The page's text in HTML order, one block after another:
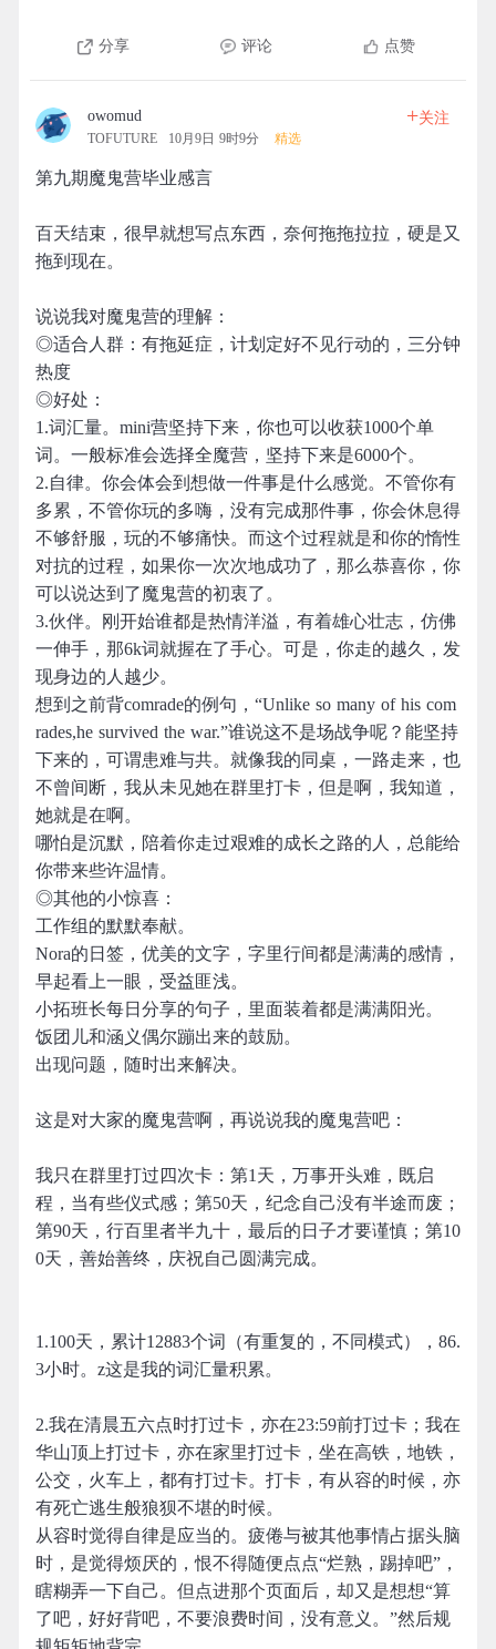
分享 评论 点赞
owomud
TOFUTURE 10月9日 9时9分 精选
+关注
第九期魔鬼营毕业感言
百天结束，很早就想写点东西，奈何拖拖拉拉，硬是又
拖到现在。
说说我对魔鬼营的理解：
◎适合人群：有拖延症，计划定好不见行动的，三分钟
热度
◎好处：
1.词汇量。mini营坚持下来，你也可以收获1000个单
词。一般标准会选择全魔营，坚持下来是6000个。
2.自律。你会体会到想做一件事是什么感觉。不管你有
多累，不管你玩的多嗨，没有完成那件事，你会休息得
不够舒服，玩的不够痛快。而这个过程就是和你的惰性
对抗的过程，如果你一次次地成功了，那么恭喜你，你
可以说达到了魔鬼营的初衷了。
3.伙伴。刚开始谁都是热情洋溢，有着雄心壮志，仿佛
一伸手，那6k词就握在了手心。可是，你走的越久，发
现身边的人越少。
想到之前背comrade的例句，“Unlike so many of his com
rades,he survived the war.”谁说这不是场战争呢？能坚持
下来的，可谓患难与共。就像我的同桌，一路走来，也
不曾间断，我从未见她在群里打卡，但是啊，我知道，
她就是在啊。
哪怕是沉默，陪着你走过艰难的成长之路的人，总能给
你带来些许温情。
◎其他的小惊喜：
工作组的默默奉献。
Nora的日签，优美的文字，字里行间都是满满的感情，
早起看上一眼，受益匪浅。
小拓班长每日分享的句子，里面装着都是满满阳光。
饭团儿和涵义偶尔蹦出来的鼓励。
出现问题，随时出来解决。
这是对大家的魔鬼营啊，再说说我的魔鬼营吧：
我只在群里打过四次卡：第1天，万事开头难，既启
程，当有些仪式感；第50天，纪念自己没有半途而废；
第90天，行百里者半九十，最后的日子才要谨慎；第10
0天，善始善终，庆祝自己圆满完成。
1.100天，累计12883个词（有重复的，不同模式），86.
3小时。z这是我的词汇量积累。
2.我在清晨五六点时打过卡，亦在23:59前打过卡；我在
华山顶上打过卡，亦在家里打过卡，坐在高铁，地铁，
公交，火车上，都有打过卡。打卡，有从容的时候，亦
有死亡逃生般狼狈不堪的时候。
从容时觉得自律是应当的。疲倦与被其他事情占据头脑
时，是觉得烦厌的，恨不得随便点点“烂熟，踢掉吧”，
瞎糊弄一下自己。但点进那个页面后，却又是想想“算
了吧，好好背吧，不要浪费时间，没有意义。”然后规